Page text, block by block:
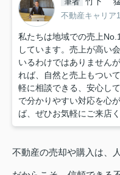
不動産キャリア
私たちは地域での売上
しています。売上が高い
いるわけではありません
れば、自然と売上もつい
軽に相談できる、安心し
で分かりやすい対応を心
ば、ぜひお気軽にご来店く
不動産の売却や購入は、